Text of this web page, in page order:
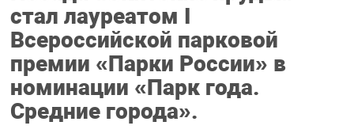
стал лауреатом I
Всероссийской парковой
премии «Парки России» в
номинации «Парк года.
Средние города».